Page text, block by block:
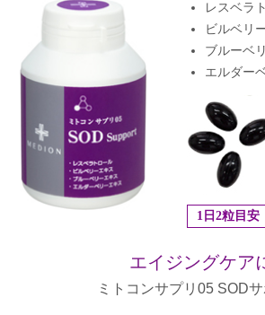
レスベラ
ビルベリ
ブルーベ
エルダー
1日2粒目安
エイジングケア
ミトコンサプリ05 SODサ